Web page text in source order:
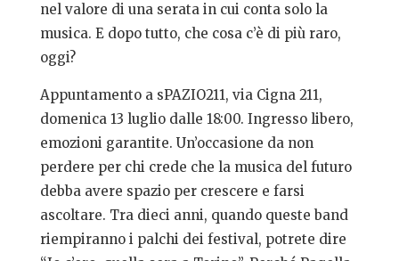
nel valore di una serata in cui conta solo la
musica. E dopo tutto, che cosa c’è di più raro,
oggi?
Appuntamento a sPAZIO211, via Cigna 211,
domenica 13 luglio dalle 18:00. Ingresso libero,
emozioni garantite. Un’occasione da non
perdere per chi crede che la musica del futuro
debba avere spazio per crescere e farsi
ascoltare. Tra dieci anni, quando queste band
riempiranno i palchi dei festival, potrete dire